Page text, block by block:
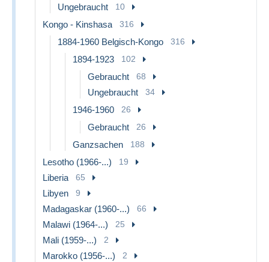
Ungebraucht 10
Kongo - Kinshasa 316
1884-1960 Belgisch-Kongo 316
1894-1923 102
Gebraucht 68
Ungebraucht 34
1946-1960 26
Gebraucht 26
Ganzsachen 188
Lesotho (1966-...) 19
Liberia 65
Libyen 9
Madagaskar (1960-...) 66
Malawi (1964-...) 25
Mali (1959-...) 2
Marokko (1956-...) 2